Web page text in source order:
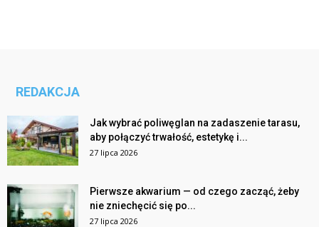
REDAKCJA
Jak wybrać poliwęglan na zadaszenie tarasu,
aby połączyć trwałość, estetykę i...
27 lipca 2026
Pierwsze akwarium — od czego zacząć, żeby
nie zniechęcić się po...
27 lipca 2026